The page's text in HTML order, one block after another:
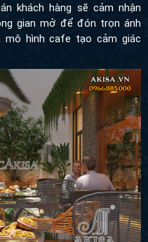
khách hàng sẽ cảm nhận
gian mở để đón trọn ánh
hình cafe tạo cảm giác